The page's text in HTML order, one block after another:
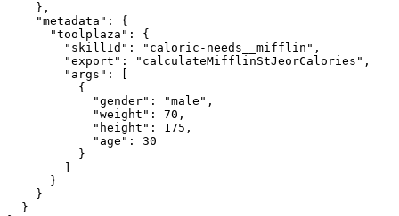
    },
    "metadata": {
      "toolplaza": {
        "skillId": "caloric-needs__mifflin",
        "export": "calculateMifflinStJeorCalories",
        "args": [
          {
            "gender": "male",
            "weight": 70,
            "height": 175,
            "age": 30
          }
      }
    }
  }